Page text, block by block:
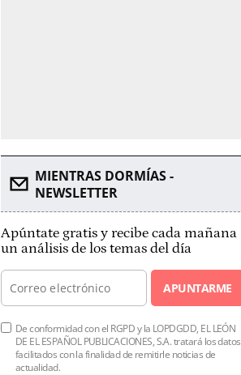
MIENTRAS DORMÍAS -
NEWSLETTER
Apúntate gratis y recibe cada mañana
un análisis de los temas del día
APUNTARME
De conformidad con el RGPD y la LOPDGDD, EL LEÓN
DE EL ESPAÑOL PUBLICACIONES, S.A. tratará los datos
facilitados con la finalidad de remitirle noticias de
actualidad.